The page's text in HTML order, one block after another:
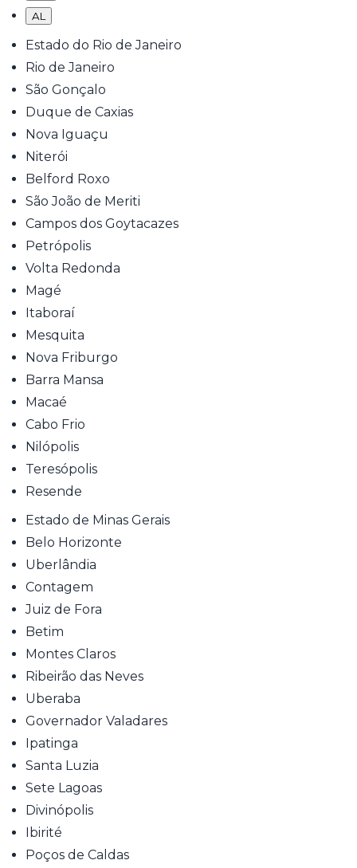
AL
Estado do Rio de Janeiro
Rio de Janeiro
São Gonçalo
Duque de Caxias
Nova Iguaçu
Niterói
Belford Roxo
São João de Meriti
Campos dos Goytacazes
Petrópolis
Volta Redonda
Magé
Itaboraí
Mesquita
Nova Friburgo
Barra Mansa
Macaé
Cabo Frio
Nilópolis
Teresópolis
Resende
Estado de Minas Gerais
Belo Horizonte
Uberlândia
Contagem
Juiz de Fora
Betim
Montes Claros
Ribeirão das Neves
Uberaba
Governador Valadares
Ipatinga
Santa Luzia
Sete Lagoas
Divinópolis
Ibirité
Poços de Caldas